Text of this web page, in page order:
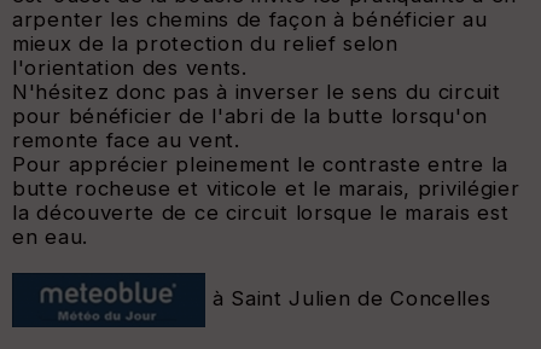
arpenter les chemins de façon à bénéficier au
mieux de la protection du relief selon
l'orientation des vents.
N'hésitez donc pas à inverser le sens du circuit
pour bénéficier de l'abri de la butte lorsqu'on
remonte face au vent.
Pour apprécier pleinement le contraste entre la
butte rocheuse et viticole et le marais, privilégier
la découverte de ce circuit lorsque le marais est
en eau.
à Saint Julien de Concelles